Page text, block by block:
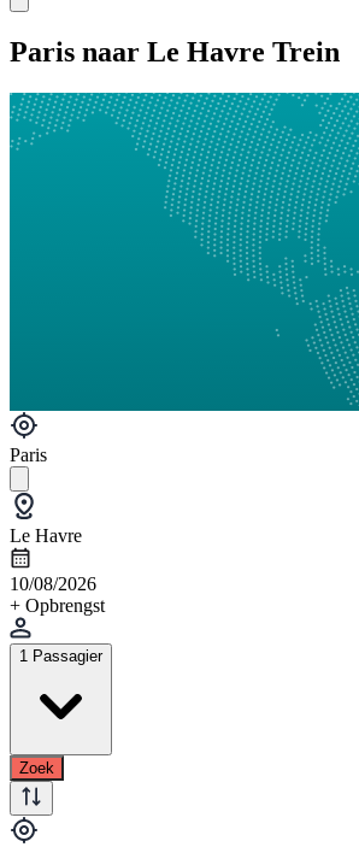
Paris naar Le Havre Trein
Paris
Le Havre
10/08/2026
+ Opbrengst
1 Passagier
Zoek